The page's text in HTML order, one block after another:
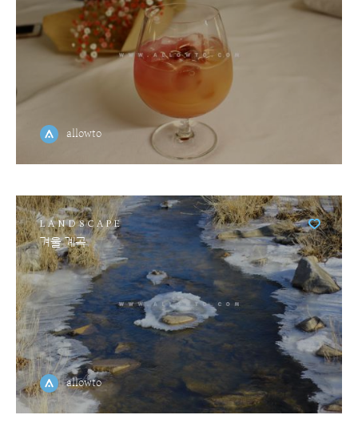
allowto
LANDSCAPE
겨울 계곡
allowto